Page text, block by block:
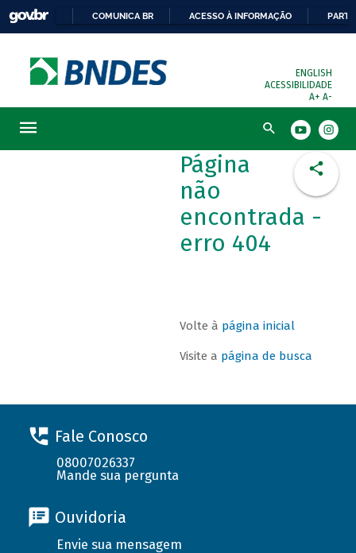
COMUNICA BR ACESSO À INFORMAÇÃO
ENGLISH
ACESSIBILIDADE
A+ A-
Busca
Página
não
encontrada -
erro 404
Volte à página inicial
Visite a página de busca
Fale Conosco
08007026337
Mande sua pergunta
Ouvidoria
Envie sua mensagem